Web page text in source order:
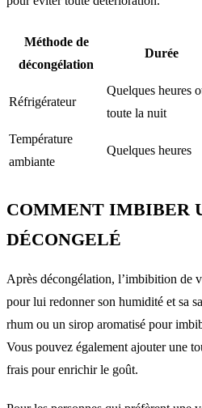
Méthode de
décongélation
Durée
Réfrigérateur
Quelques heures
toute la nuit
Température
ambiante
Quelques heures
COMMENT IMBIBER
DÉCONGELÉ
Après décongélation, l’imbibition de
pour lui redonner son humidité et sa
rhum ou un sirop aromatisé pour
Vous pouvez également ajouter une
frais pour enrichir le goût.